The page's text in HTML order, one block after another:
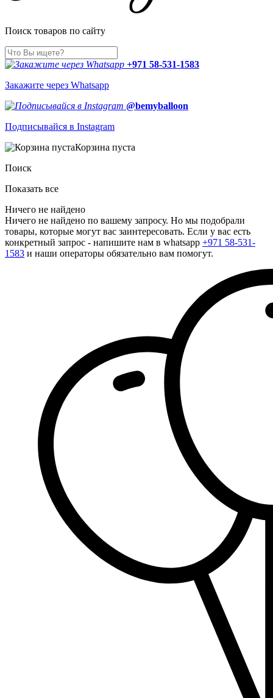
Поиск товаров по сайту
+971 58-531-1583
Закажите через Whatsapp
@bemyballoon
Подписывайся в Instagram
Корзина пуста
Поиск
Показать все
Ничего не найдено
Ничего не найдено по вашему запросу. Но мы подобрали
товары, которые могут вас заинтересовать. Если у вас есть
конкретный запрос - напишите нам в whatsapp +971 58-531-
1583 и наши операторы обязательно вам помогут.